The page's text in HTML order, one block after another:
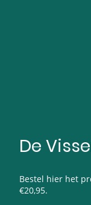
De
Bestel hier het
€20,95.